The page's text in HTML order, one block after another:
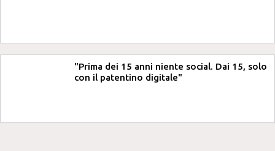
"Prima dei 15 anni niente social. Dai 15, solo
con il patentino digitale"